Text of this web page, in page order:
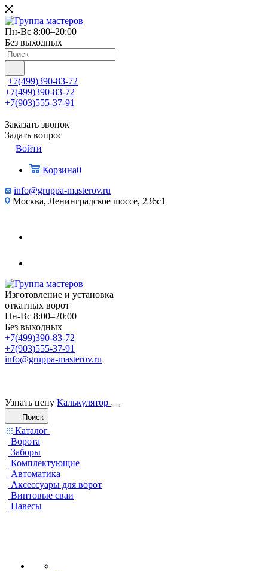
Пн-Вс 8:00–20:00
Без выходных
+7(499)390-83-72
+7(499)390-83-72
+7(903)555-37-91
Заказать звонок
Задать вопрос
Войти
Корзина0
info@gruppa-masterov.ru
Москва, Ленинградское шоссе, 236с1
Изготовление и установка
откатных ворот
Пн-Вс 8:00–20:00
Без выходных
+7(499)390-83-72
+7(903)555-37-91
info@gruppa-masterov.ru
Узнать цену Калькулятор
Поиск
Каталог
Ворота
Заборы
Комплектующие
Автоматика
Аксессуары для ворот
Винтовые сваи
Навесы